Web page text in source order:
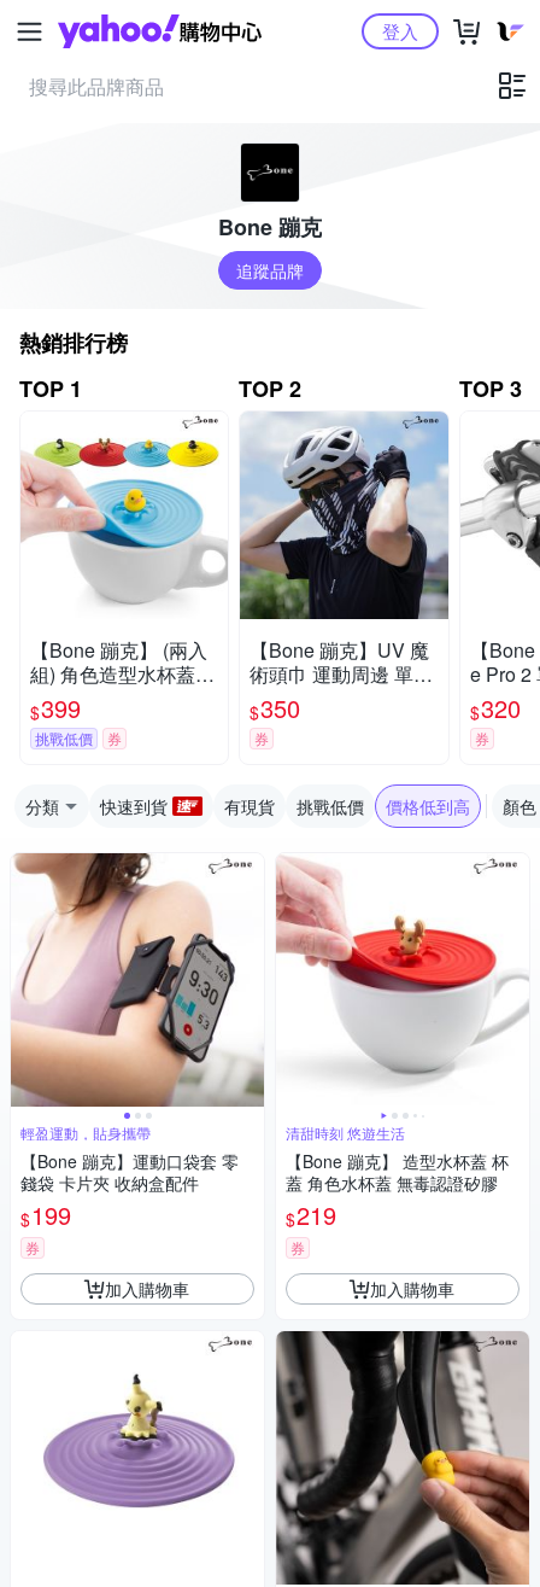
Yahoo購物中心登入
Bone 蹦克
追蹤品牌
熱銷排行榜
TOP 1
【Bone 蹦克】 (兩入
組) 角色造型水杯蓋
無毒認證矽膠
$399
挑戰低價 券
TOP 2
【Bone 蹦克】UV 魔
術頭巾 運動周邊 單車
周邊 運動頭巾 吸汗 防
曬
$350
券
TOP 3
【
e Pro 2
綁 第2
機周邊
架 手機
$320
券
分類 快速到貨 有現貨 挑戰低價 價格低到高 顏色
輕盈運動，貼身攜帶
【Bone 蹦克】運動口袋套 零
錢袋 卡片夾 收納盒配件
$199
券
加入購物車
清甜時刻 悠遊生活
【Bone 蹦克】 造型水杯蓋 杯
蓋 角色水杯蓋 無毒認證矽膠
$219
券
加入購物車